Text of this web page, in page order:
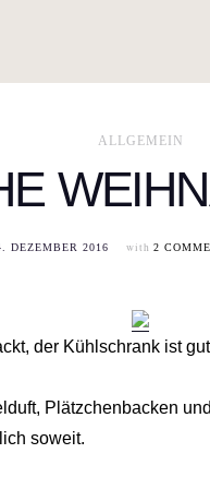
ALLGEMEIN
DEZEMBER 2016 with 2
der Kühlschrank ist
Plätzchenbacken
soweit.